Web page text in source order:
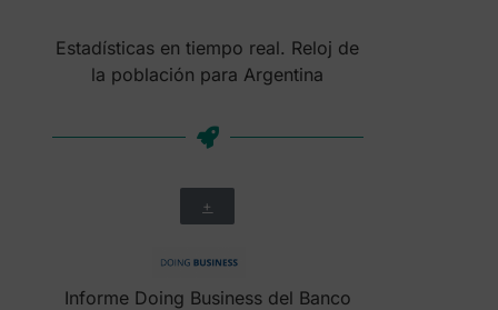
Estadísticas en tiempo real. Reloj de
la población para Argentina
+
Informe Doing Business del Banco